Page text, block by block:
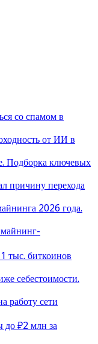
со спамом в
от ИИ в
Подборка ключевых
причину перехода
2026 года.
биткоинов
себестоимости.
работу сети
до ₽2 млн за